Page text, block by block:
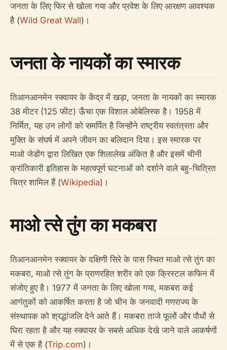
जनता के लिए फिर से खोला गया और प्रवेश के लिए आरक्षण आवश्यक
है (Wild Great Wall)।
जनता के नायकों का स्मारक
तिआनआनमेन स्क्वायर के केंद्र में खड़ा, जनता के नायकों का स्मारक
38 मीटर (125 फीट) ऊँचा एक विशाल ओबेलिस्क है। 1958 में
निर्मित, यह उन लोगों को समर्पित है जिन्होंने राष्ट्रीय स्वतंत्रता और
मुक्ति के संघर्ष में अपने जीवन का बलिदान दिया। इस स्मारक पर
माओ जेडोंग द्वारा लिखित एक शिलालेख अंकित है और इसमें चीनी
क्रांतिकारी इतिहास के महत्वपूर्ण घटनाओं को दर्शाने वाले बहु-चित्रित
चित्र शामिल हैं (Wikipedia)।
माओ त्से तुंग का मकबरा
तिआनआनमेन स्क्वायर के दक्षिणी सिरे के पास स्थित माओ त्से तुंग का
मकबरा, माओ त्से तुंग के प्राणरहित शरीर को एक क्रिस्टल कफिन में
संजोए हुए है। 1977 में जनता के लिए खोला गया, मकबरा कई
आगंतुकों को आकर्षित करता है जो चीन के जनवादी गणराज्य के
संस्थापक को श्रद्धांजलि देने आते हैं। मकबरा ताजे फूलों और पौधों से
घिरा रहता है और यह स्क्वायर के सबसे अधिक देखे जाने वाले आकर्षणों
में से एक है (Trip.com)।